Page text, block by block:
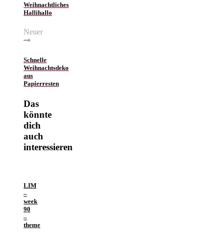
Weihnachtliches
Hallihallo
Neuer
Schnelle
Weihnachtsdeko
aus
Papierresten
Das
könnte
dich
auch
interessieren
LIM
–
week
90
–
theme